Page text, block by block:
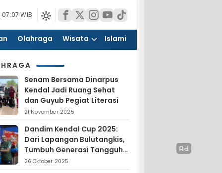
WIB
Olahraga Wisata Islami
Senam Bersama Dinarpus
Kendal Jadi Ruang Sehat
dan Guyub Pegiat Literasi
21 November 2025
Dandim Kendal Cup 2025:
Dari Lapangan Bulutangkis,
Tumbuh Generasi Tangguh
dan Nasionalis
26 Oktober 2025